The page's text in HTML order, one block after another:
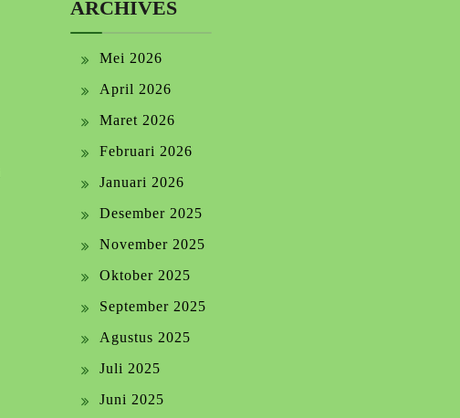
ARCHIVES
Mei 2026
April 2026
Maret 2026
Februari 2026
Januari 2026
Desember 2025
November 2025
Oktober 2025
September 2025
Agustus 2025
Juli 2025
Juni 2025